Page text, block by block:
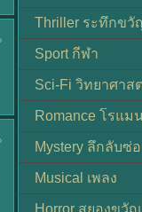
Thriller ระทึกขวั
Sport กีฬา
Sci-Fi วิทยาศาส
Romance โรแม
Mystery ลึกลับซ่
Musical เพลง
Horror สยองขวัญ